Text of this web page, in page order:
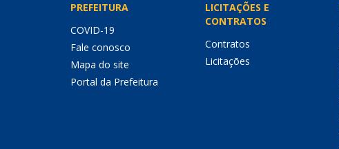
PREFEITURA
COVID-19
Fale conosco
Mapa do site
Portal da Prefeitura
LICITAÇÕES E
CONTRATOS
Contratos
Licitações